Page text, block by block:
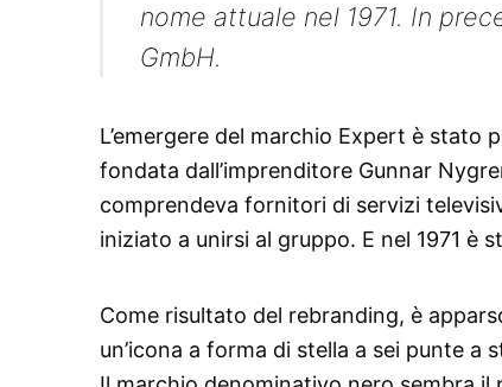
nome attuale nel 1971. In
GmbH.
L’emergere del marchio Expert è stato
fondata dall’imprenditore Gunnar
comprendeva fornitori di servizi
iniziato a unirsi al gruppo. E nel 1971 è
Come risultato del rebranding, è
un’icona a forma di stella a sei punte